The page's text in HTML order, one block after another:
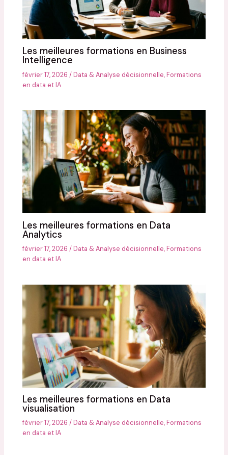
Les meilleures formations en Business
Intelligence
février 17, 2026/Data & Analyse décisionnelle,Formations
en data et IA
Les meilleures formations en Data
Analytics
février 17, 2026/Data & Analyse décisionnelle,Formations
en data et IA
Les meilleures formations en Data
visualisation
février 17, 2026/Data & Analyse décisionnelle,Formations
en data et IA